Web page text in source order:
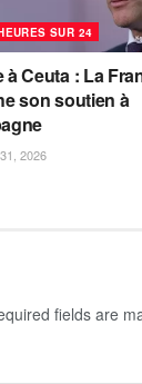
SUR 24
à Ceuta : La
son soutien à
2026
fields are